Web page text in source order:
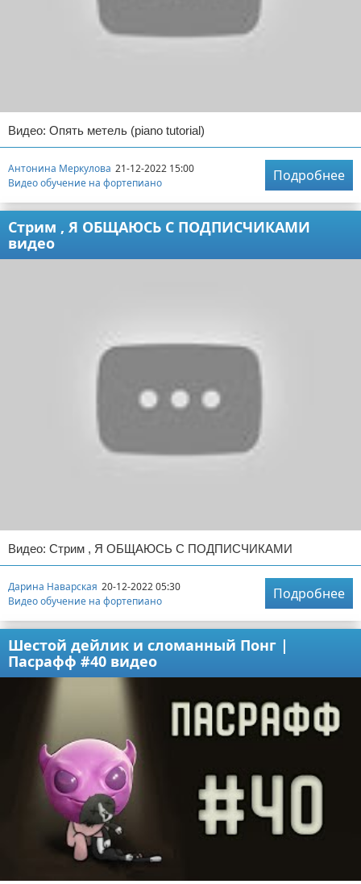
Видео: Опять метель (piano tutorial)
Антонина Меркулова 21-12-2022 15:00
Видео обучение на фортепиано
Подробнее
Стрим , Я ОБЩАЮСЬ С ПОДПИСЧИКАМИ
видео
Видео: Стрим , Я ОБЩАЮСЬ С ПОДПИСЧИКАМИ
Дарина Наварская 20-12-2022 05:30
Видео обучение на фортепиано
Подробнее
Шестой дейлик и сломанный Понг |
Пасрафф #40 видео